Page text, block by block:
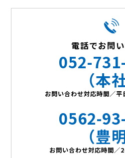
電話でお問
052-
（本
お問い合わせ対応時間／
0562-
（豊
お問い合わせ対応時間／